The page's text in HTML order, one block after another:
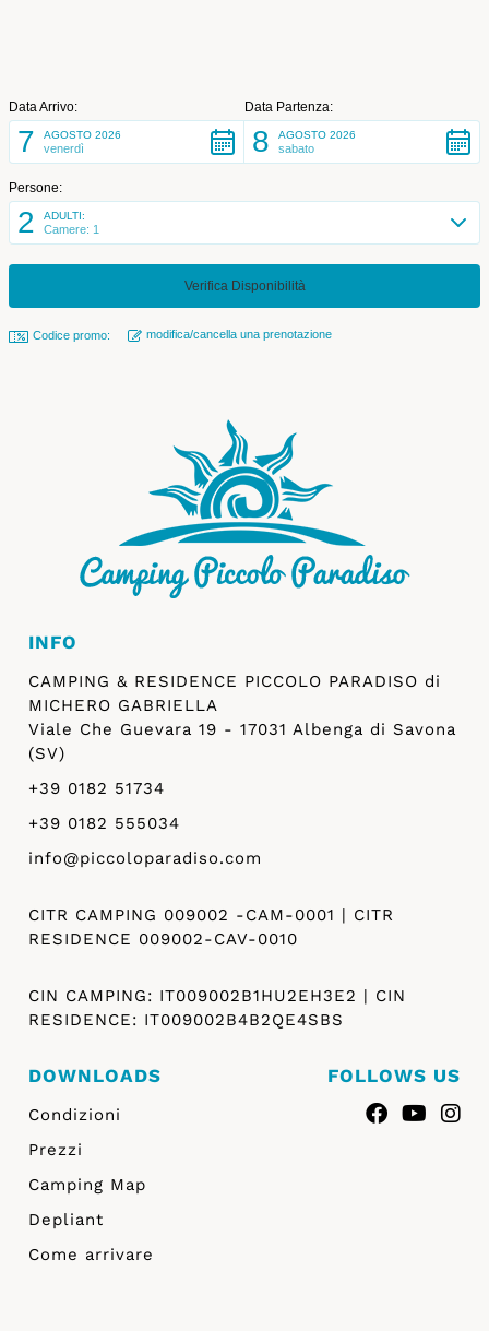
Data Arrivo:
7 AGOSTO 2026
venerdì
Data Partenza:
8 AGOSTO 2026
sabato
Persone:
2 ADULTI:
Camere: 1
Codice promo: modifica/cancella una prenotazione
DOWNLOADS
Condizioni
Prezzi
Camping Map
Depliant
Come arrivare
INFO
CAMPING & RESIDENCE PICCOLO PARADISO di
MICHERO GABRIELLA
Viale Che Guevara 19 - 17031 Albenga di Savona
(SV)
+39 0182 51734
+39 0182 555034
info@piccoloparadiso.com
CITR CAMPING 009002 -CAM-0001 | CITR
RESIDENCE 009002-CAV-0010
CIN CAMPING: IT009002B1HU2EH3E2 | CIN
RESIDENCE: IT009002B4B2QE4SBS
FOLLOWS US